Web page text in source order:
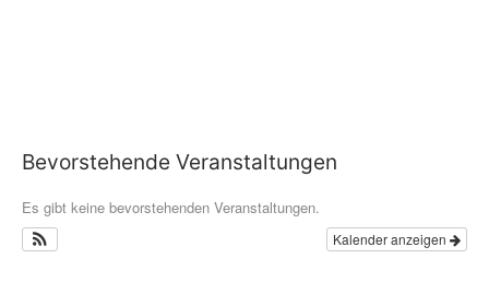
Bevorstehende Veranstaltungen
Es gibt keine bevorstehenden Veranstaltungen.
Kalender anzeigen